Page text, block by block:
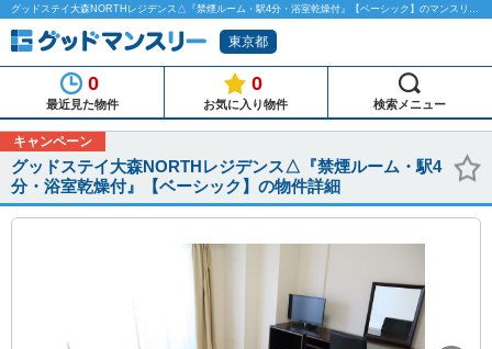
グッドステイ大森NORTHレジデンス△『禁煙ルーム・駅4分・浴室乾燥付』【ベーシック】のマンスリーマンション物件詳細「グッドマンスリー」
東京都
0
最近見た物件
0
お気に入り物件 検索メニュー
キャンペーン
グッドステイ大森NORTHレジデンス△『禁煙ルーム・駅4
分・浴室乾燥付』【ベーシック】の物件詳細